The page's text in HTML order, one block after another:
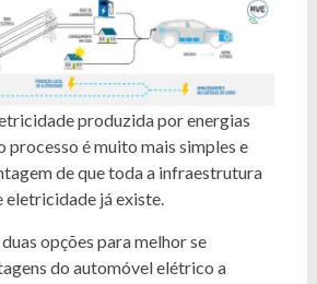
produzida por energias
processo é muito mais simples e
de que toda a infraestrutura
já existe.
opções para melhor se
do automóvel elétrico a